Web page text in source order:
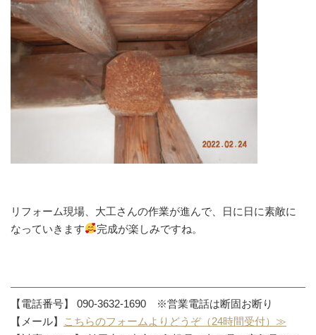
リフォーム現場、大工さんの作業が進んで、日に日に素敵に
なっていきます
完成が楽しみですね。
【電話番号】 090-3632-1690 ※営業電話は断固お断り
【メール】
こちらのフォームよりどうぞ（24時間受付）≫